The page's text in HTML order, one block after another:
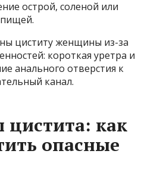
острой, соленой или
циститу женщины из-за
короткая уретра и
анального отверстия к
канал.
как
опасные